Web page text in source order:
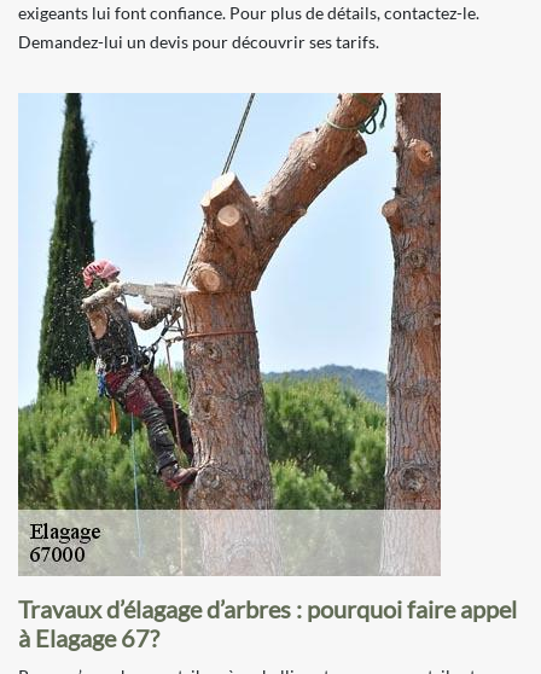
exigeants lui font confiance. Pour plus de détails, contactez-le.
Demandez-lui un devis pour découvrir ses tarifs.
Travaux d’élagage d’arbres : pourquoi faire appel
à Elagage 67?